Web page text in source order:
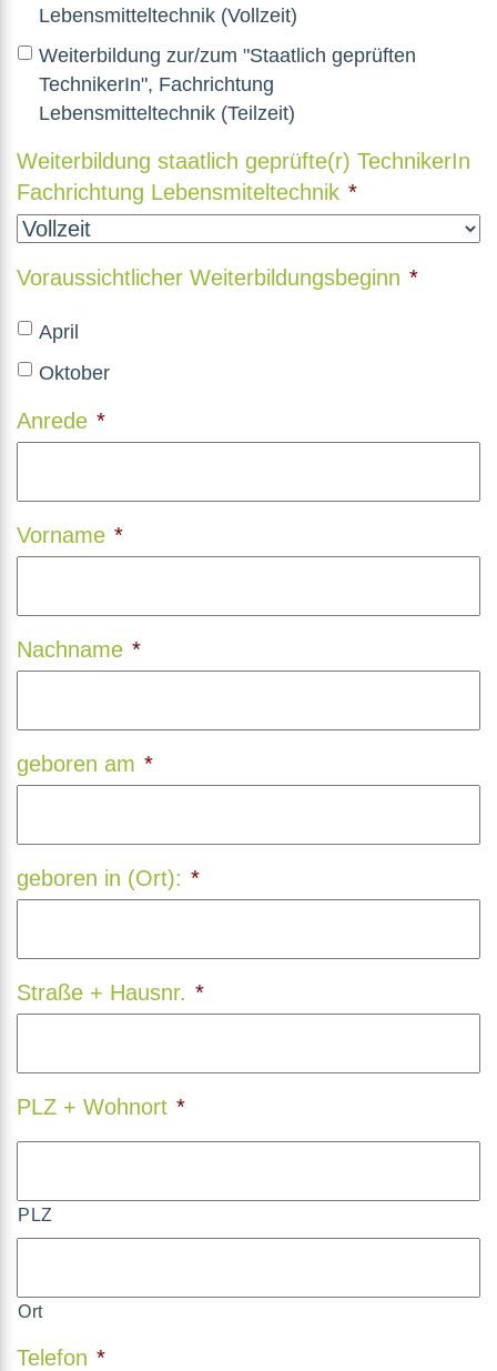
Lebensmitteltechnik (Vollzeit)
Weiterbildung zur/zum "Staatlich geprüften
TechnikerIn", Fachrichtung
Lebensmitteltechnik (Teilzeit)
Weiterbildung staatlich geprüfte(r) TechnikerIn
Fachrichtung Lebensmiteltechnik *
Voraussichtlicher Weiterbildungsbeginn *
April
Oktober
Anrede *
Vorname *
Nachname *
geboren am *
geboren in (Ort): *
Straße + Hausnr. *
PLZ + Wohnort *
PLZ
Ort
Telefon *